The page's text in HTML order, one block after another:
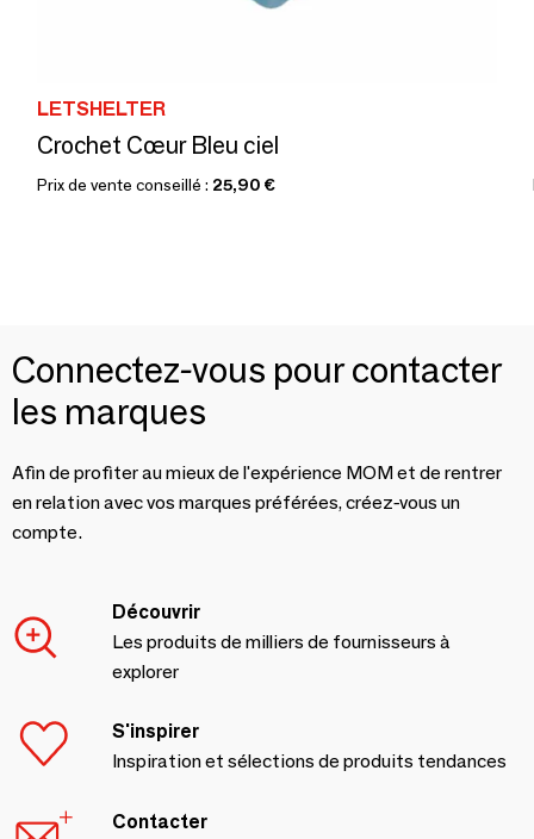
LETSHELTER
Crochet Cœur Bleu ciel
Prix de vente conseillé : 25,90 €
Connectez-vous pour contacter
les marques
Afin de profiter au mieux de l'expérience MOM et de rentrer
en relation avec vos marques préférées, créez-vous un
compte.
Découvrir
Les produits de milliers de fournisseurs à
explorer
S'inspirer
Inspiration et sélections de produits tendances
Contacter